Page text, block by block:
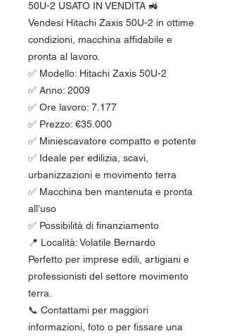
50U-2 USATO IN VENDITA 🚜
Vendesi Hitachi Zaxis 50U-2 in ottime
condizioni, macchina affidabile e
pronta al lavoro.
✅ Modello: Hitachi Zaxis 50U-2
✅ Anno: 2009
✅ Ore lavoro: 7.177
✅ Prezzo: €35.000
✅ Miniescavatore compatto e potente
✅ Ideale per edilizia, scavi,
urbanizzazioni e movimento terra
✅ Macchina ben mantenuta e pronta
all’uso
✅ Possibilità di finanziamento
📍 Località: Volatile Bernardo
Perfetto per imprese edili, artigiani e
professionisti del settore movimento
terra.
📞 Contattami per maggiori
informazioni, foto o per fissare una